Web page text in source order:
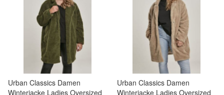
Urban Classics Damen
Winterjacke Ladies Oversized
Urban Classics Damen
Winterjacke Ladies Oversized